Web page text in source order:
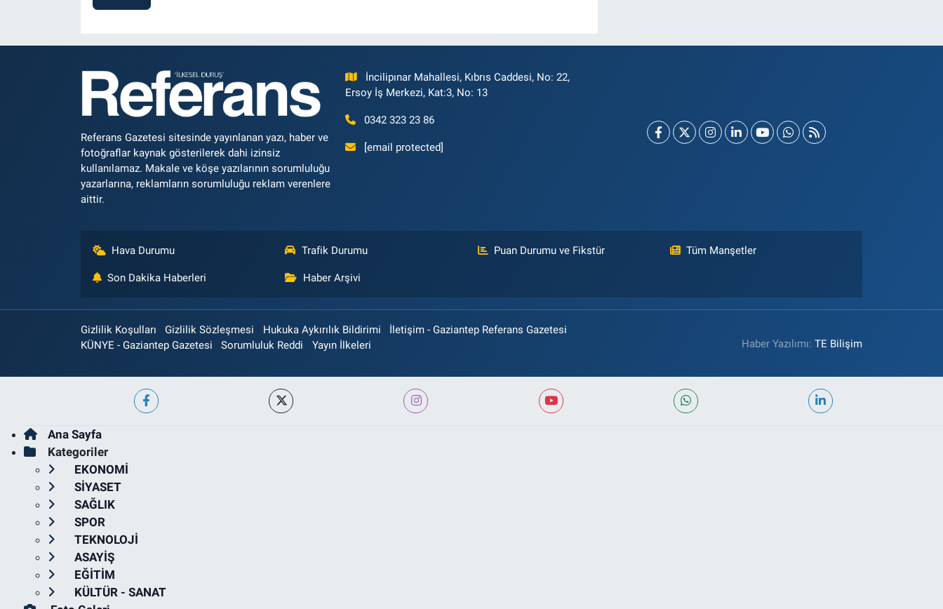
Referans Gazetesi sitesinde yayınlanan yazı, haber ve
fotoğraflar kaynak gösterilerek dahi izinsiz
kullanılamaz. Makale ve köşe yazılarının sorumluluğu
yazarlarına, reklamların sorumluluğu reklam verenlere
aittir.
İncilipınar Mahallesi, Kıbrıs Caddesi, No: 22,
Ersoy İş Merkezi, Kat:3, No: 13
0342 323 23 86
[email protected]
Hava Durumu Trafik Durumu Puan Durumu ve Fikstür Tüm Manşetler
Son Dakika Haberleri Haber Arşivi
Gizlilik Koşulları Gizlilik Sözleşmesi Hukuka Aykırılık Bildirimi
İletişim - Gaziantep Referans Gazetesi
KÜNYE - Gaziantep Gazetesi
Sorumluluk Reddi Yayın İlkeleri Haber Yazılımı:TE Bilişim
Ana Sayfa
Kategoriler
EKONOMİ
SİYASET
SAĞLIK
SPOR
TEKNOLOJİ
ASAYİŞ
EĞİTİM
KÜLTÜR - SANAT